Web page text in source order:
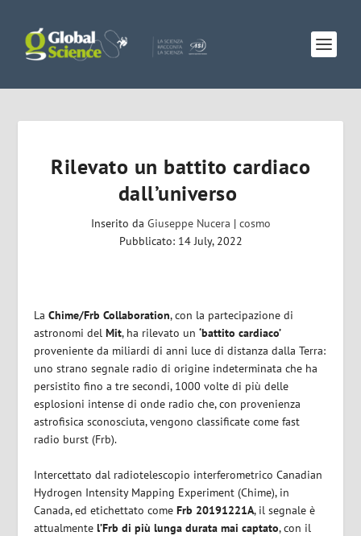
Rilevato un battito cardiaco
dall’universo
Inserito da Giuseppe Nucera | cosmo
Pubblicato: 14 July, 2022
LaChime/Frb Collaboration, con la partecipazione di
astronomi delMit, ha rilevato un‘battito cardiaco’
proveniente da miliardi di anni luce di distanza dalla Terra:
uno strano segnale radio di origine indeterminata che ha
persistito fino a tre secondi, 1000 volte di più delle
esplosioni intense di onde radio che, con provenienza
astrofisica sconosciuta, vengono classificate come fast
radio burst (Frb).
Intercettato dal radiotelescopio interferometricoCanadian
Hydrogen Intensity Mapping Experiment (Chime), in
Canada, ed etichettato comeFrb 20191221A, il segnale è
attualmentel’Frb di più lunga durata mai captato, con il